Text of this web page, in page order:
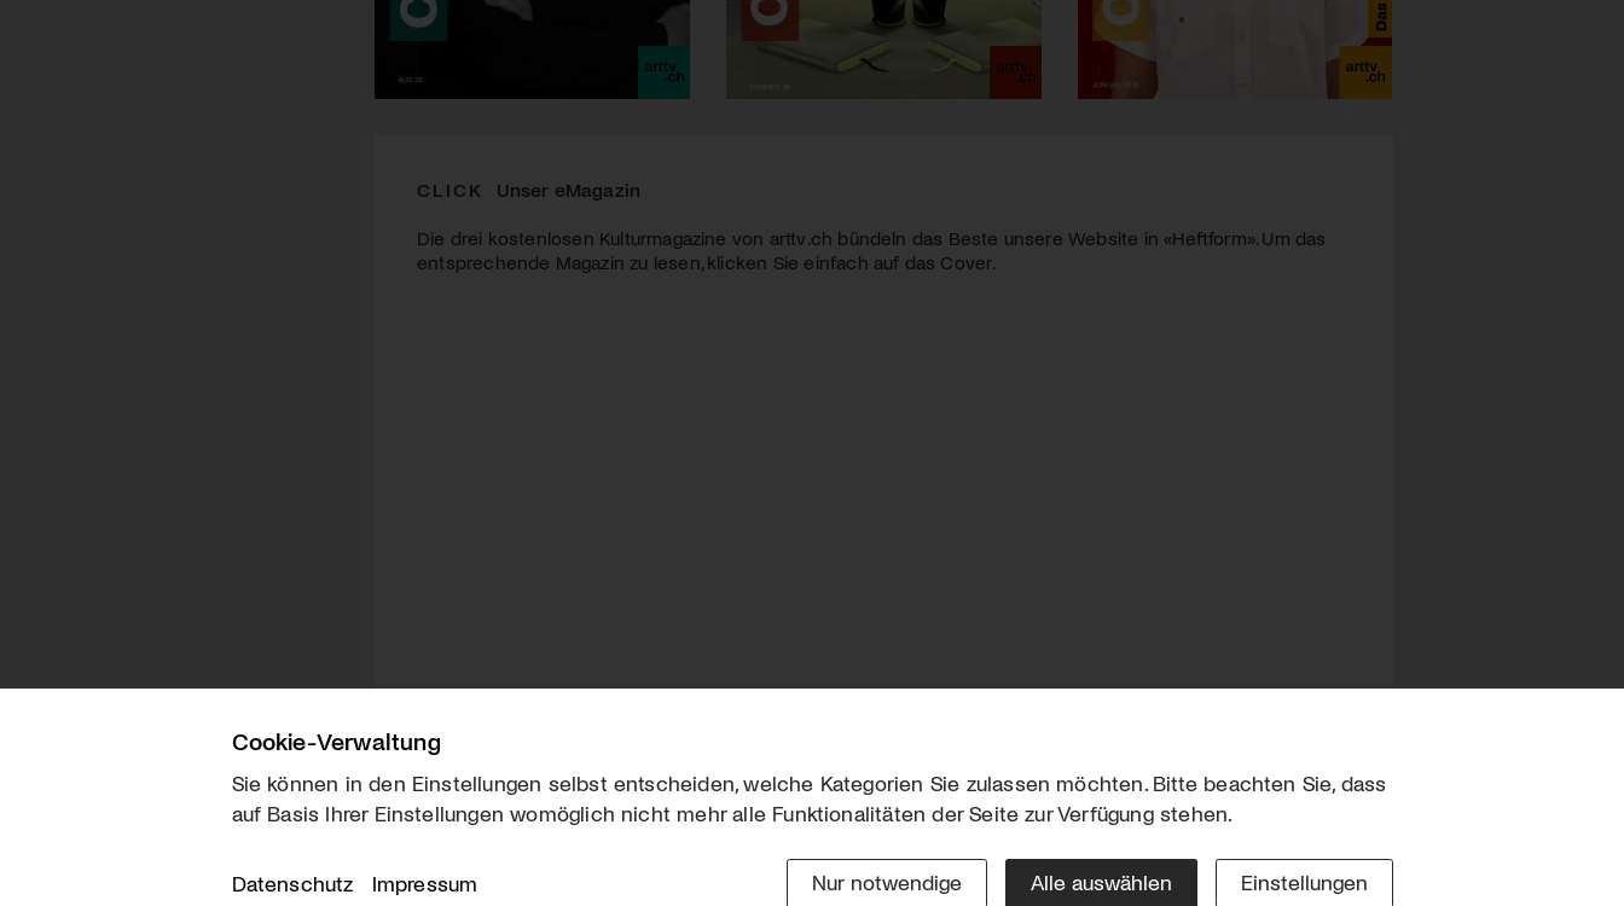
CLICK Unser eMagazin
Die drei kostenlosen Kulturmagazine von arttv.ch bündeln das Beste unsere Website in «Heftform». Um das
entsprechende Magazin zu lesen, klicken Sie einfach auf das Cover.
Über uns
Downloads
Impressum
Cookie-Verwaltung
Sie können in den Einstellungen selbst entscheiden, welche Kategorien Sie zulassen möchten. Bitte beachten Sie, dass
auf Basis Ihrer Einstellungen womöglich nicht mehr alle Funktionalitäten der Seite zur Verfügung stehen.
Datenschutz Impressum Nur notwendige Alle auswählen Einstellungen